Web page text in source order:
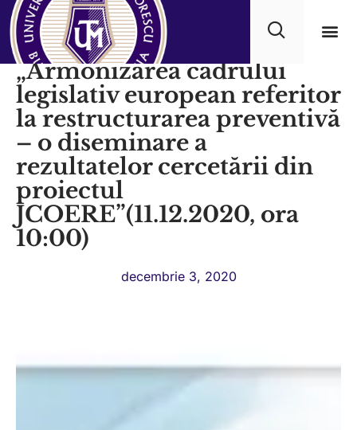
Videoconferința:
„Armonizarea cadrului
legislativ european referitor
la restructurarea preventivă
– o diseminare a
rezultatelor cercetării din
proiectul
JCOERE”(11.12.2020, ora
10:00)
decembrie 3, 2020